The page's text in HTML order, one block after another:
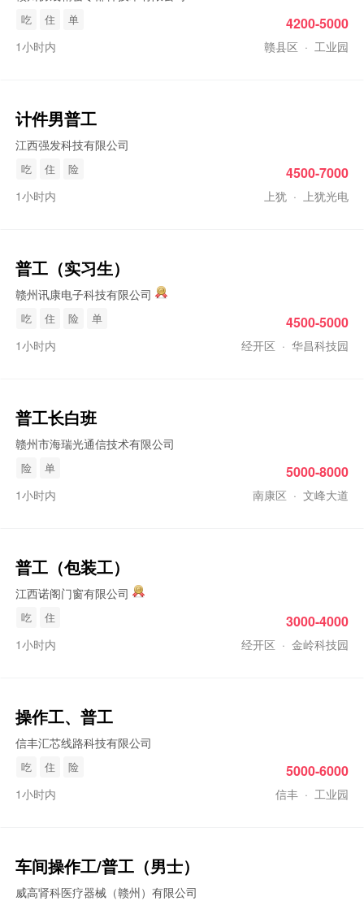
吃 住 单
1小时内 赣县区 · 工业园
4200-5000
计件男普工
江西强发科技有限公司
吃 住 险
1小时内 上犹 · 上犹光电
4500-7000
普工 （实习生）
赣州讯康电子科技有限公司
吃 住 险 单
1小时内 经开区 · 华昌科技园
4500-5000
普工长白班
赣州市海瑞光通信技术有限公司
险 单
1小时内 南康区 · 文峰大道
5000-8000
普工 （包装工）
江西诺阁门窗有限公司
吃 住
1小时内 经开区 · 金岭科技园
3000-4000
操作工、 普工
信丰汇芯线路科技有限公司
吃 住 险
1小时内 信丰 · 工业园
5000-6000
车间操作工/普工 （男士）
威高肾科医疗器械（赣州）有限公司